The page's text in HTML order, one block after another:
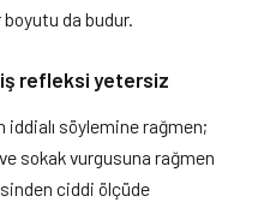
boyutu da budur.
refleksi yetersiz
söylemine rağmen;
sokak vurgusuna rağmen
ciddi ölçüde